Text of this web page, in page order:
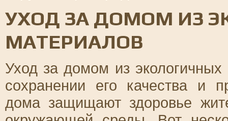
УХОД ЗА ДОМОМ ИЗ
МАТЕРИАЛОВ
Уход за домом из
сохранении его качества и
дома защищают здоровье